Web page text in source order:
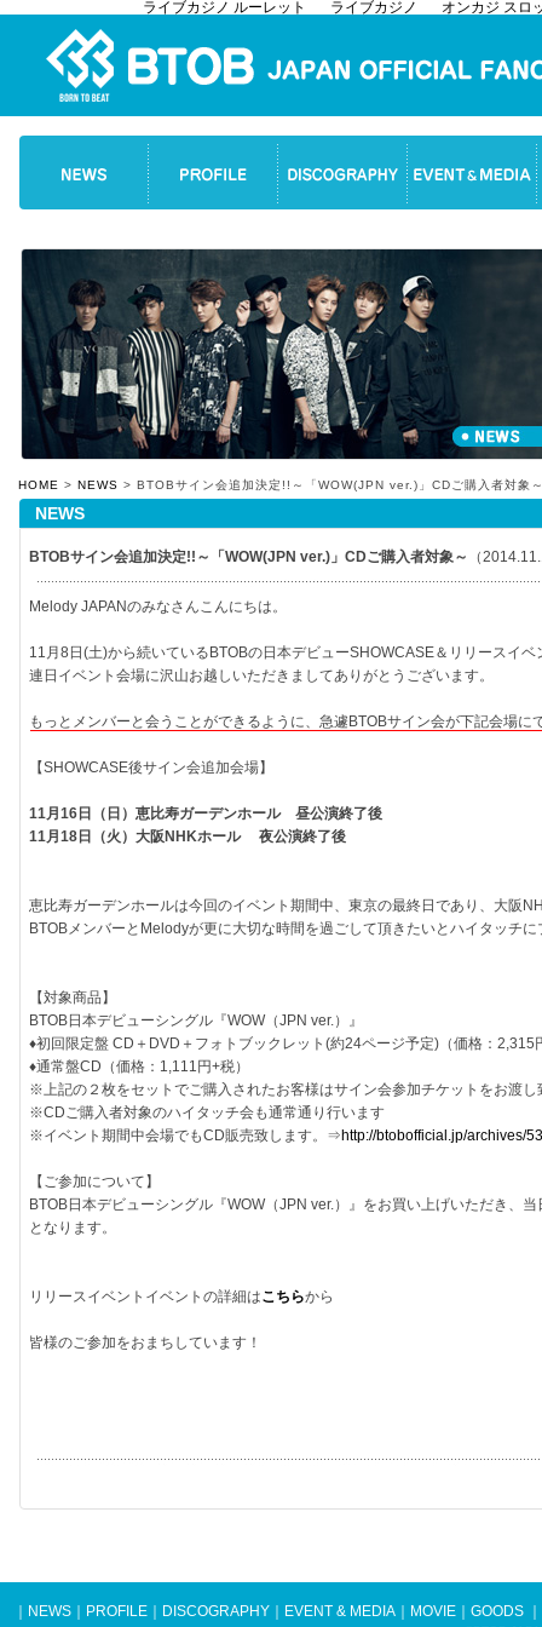
ライブカジノ ルーレット ライブカジノ オンカジ スロ
HOME >NEWS > BTOBサイン会追加決定!!～「WOW(JPN ver.)」CDご購入者対象
NEWS
BTOBサイン会追加決定!!～「WOW(JPN ver.)」CDご購入者対象～ （
Melody JAPANのみなさんこんにちは。
11月8日(土)から続いているBTOBの日本デビューSHOWCASE＆リリースイ
連日イベント会場に沢山お越しいただきましてありがとうございます。
もっとメンバーと会うことができるように、急遽BTOBサイン会が下記会場に
【SHOWCASE後サイン会追加会場】
11月16日（日）恵比寿ガーデンホール 昼公演終了後
11月18日（火）大阪NHKホール 夜公演終了後
恵比寿ガーデンホールは今回のイベント期間中、東京の最終日であり、大阪
BTOBメンバーとMelodyが更に大切な時間を過ごして頂きたいとハイタッチ
【対象商品】
BTOB日本デビューシングル『WOW（JPN ver.）』
♦初回限定盤 CD＋DVD＋フォトブックレット(約24ページ予定)（価格：2,315
♦通常盤CD（価格：1,111円+税）
※上記の２枚をセットでご購入されたお客様はサイン会参加チケットをお渡し
※CDご購入者対象のハイタッチ会も通常通り行います
※イベント期間中会場でもCD販売致します。⇒http://btobofficial.jp/archives/
【ご参加について】
BTOB日本デビューシングル『WOW（JPN ver.）』をお買い上げいただき、
となります。
リリースイベントイベントの詳細はこちらから
皆様のご参加をおまちしています！
NEWS PROFILE DISCOGRAPHY EVENT & MEDIA MOVIE GOODS